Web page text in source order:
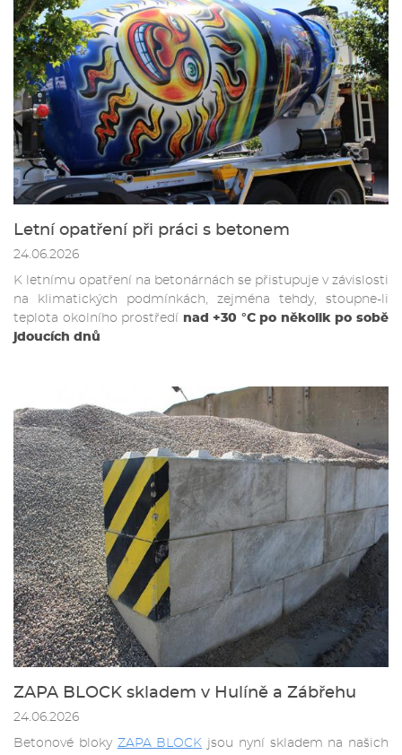
Letní opatření při práci s betonem
24.06.2026
K letnímu opatření na betonárnách se přistupuje v závislosti
na klimatických podmínkách, zejména tehdy, stoupne-li
teplota okolního prostředí nad +30 °C po několik po sobě
jdoucích dnů
ZAPA BLOCK skladem v Hulíně a Zábřehu
24.06.2026
Betonové bloky ZAPA BLOCK jsou nyní skladem na našich